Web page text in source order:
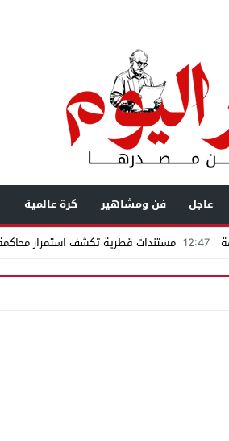
عاجل فن ومشاهير
كرة عالمية
12:47 مستندات قطرية تكشف استمرار
بأكثر من نصف مليون بمساعدة شخصيات
المثيرة للجدل فى مغاغة
فيلم «ميلانو»
بأن يصبح مثل مجدى يعقوب عليه بالاجتهاد
الذكاء الاصطناعى واقتصاد الانتباه إرادتنا؟